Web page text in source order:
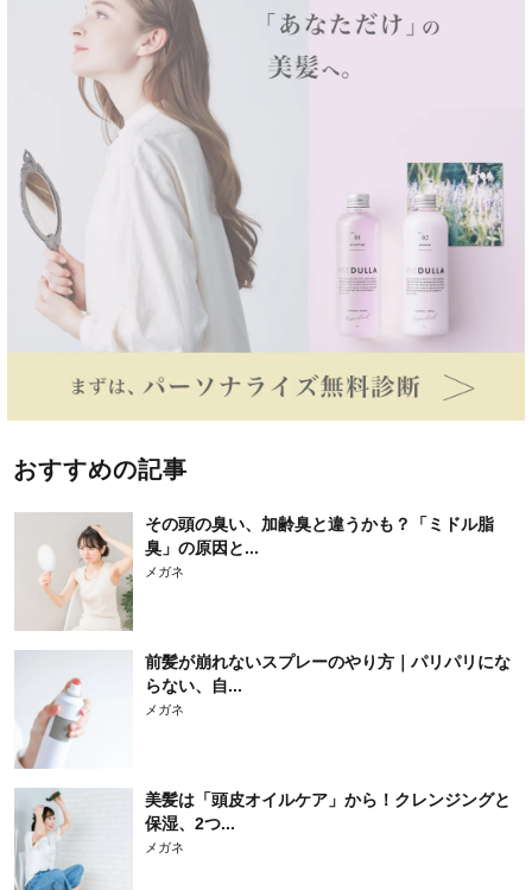
おすすめの記事
その頭の臭い、加齢臭と違うかも？「ミドル脂
臭」の原因と...
メガネ
前髪が崩れないスプレーのやり方｜パリパリにな
らない、自...
メガネ
美髪は「頭皮オイルケア」から！クレンジングと
保湿、2つ...
メガネ